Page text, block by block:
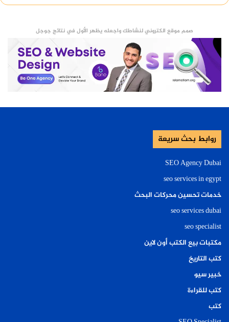
صمم موقع الكتروني لنشاطك واجعله يظهر الأول في نتائج جوجل
روابط بحث سريعة
SEO Agency Dubai
seo services in egypt
خدمات تحسين محركات البحث
seo services dubai
seo specialist
مكتبات بيع الكتب أون لاين
كتب التاريخ
خبير سيو
كتب للقراءة
كتب